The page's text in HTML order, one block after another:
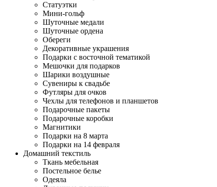
Статуэтки
Мини-гольф
Шуточные медали
Шуточные ордена
Обереги
Декоративные украшения
Подарки с восточной тематикой
Мешочки для подарков
Шарики воздушные
Сувениры к свадьбе
Футляры для очков
Чехлы для телефонов и планшетов
Подарочные пакеты
Подарочные коробки
Магнитики
Подарки на 8 марта
Подарки на 14 февраля
Домашний текстиль
Ткань мебельная
Постельное белье
Одеяла